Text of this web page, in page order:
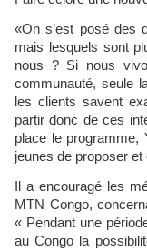
«On s’est posé des
mais lesquels sont
nous ? Si nous
communauté, seule
les clients savent
partir donc de ces
place le programme,
jeunes de proposer
Il a encouragé les
MTN Congo,
« Pendant une
au Congo la